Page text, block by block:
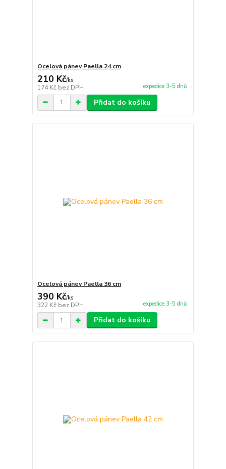
Ocelová pánev Paella 24 cm
210 Kč/ks
174 Kč bez DPH expedice 3-5 dnů
Přidat do košíku
Ocelová pánev Paella 36 cm
390 Kč/ks
322 Kč bez DPH expedice 3-5 dnů
Přidat do košíku